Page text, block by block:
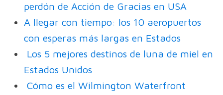
perdón de Acción de Gracias en USA
A llegar con tiempo: los 10 aeropuertos
con esperas más largas en Estados
Los 5 mejores destinos de luna de miel en
Estados Unidos
Cómo es el Wilmington Waterfront